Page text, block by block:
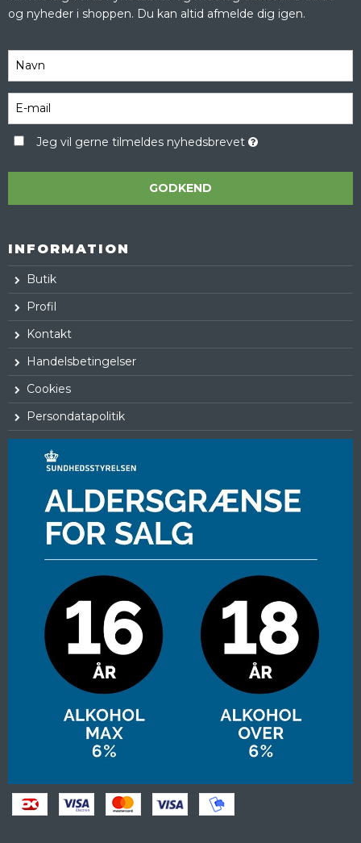
og nyheder i shoppen. Du kan altid afmelde dig igen.
Jeg vil gerne tilmeldes nyhedsbrevet
GODKEND
INFORMATION
Butik
Profil
Kontakt
Handelsbetingelser
Cookies
Persondatapolitik